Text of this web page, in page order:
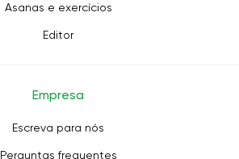
Asanas e exercícios
Editor
Empresa
Escreva para nós
Perguntas frequentes